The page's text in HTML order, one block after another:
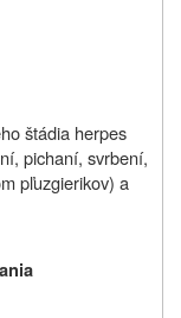
štádia herpes
pichaní, svrbení,
pľuzgierikov) a